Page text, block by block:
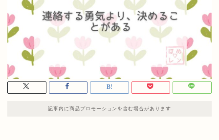
記事内に商品プロモーションを含む場合があります